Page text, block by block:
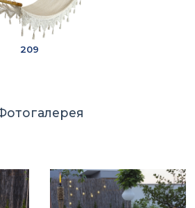
209